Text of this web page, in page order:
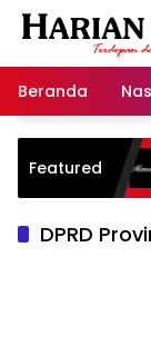
Langsung
Beranda
Featured
DPRD